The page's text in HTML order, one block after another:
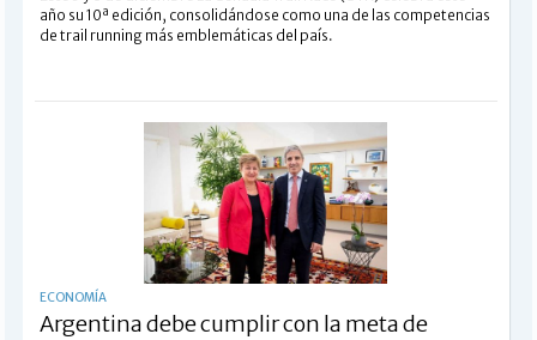
año su 10ª edición, consolidándose como una de las competencias
de trail running más emblemáticas del país.
ECONOMÍA
Argentina debe cumplir con la meta de